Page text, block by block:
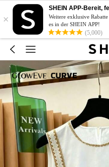
×
SHEIN APP-Bereit,
Weitere exklusive
es in der SHEIN APP!
(5,000)